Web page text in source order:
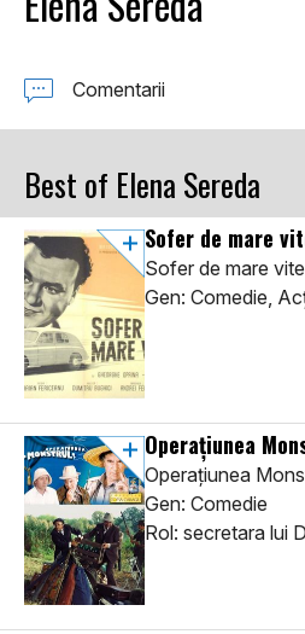
Comentarii
Best of Elena Sereda
Sofer de mare
Sofer de mare
Gen: Comedie,
Operațiunea
Operațiunea
Gen: Comedie
Rol: secretara lui